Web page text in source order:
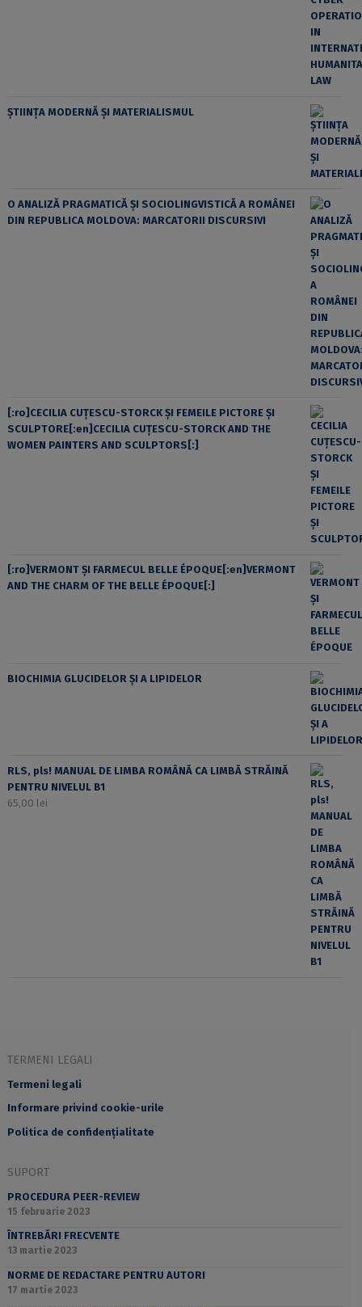
ȘTIINȚA MODERNĂ ȘI MATERIALISMUL
O ANALIZĂ PRAGMATICĂ ȘI SOCIOLINGVISTICĂ A ROMÂNEI
DIN REPUBLICA MOLDOVA: MARCATORII DISCURSIVI
[:ro]CECILIA CUŢESCU-STORCK ŞI FEMEILE PICTORE ŞI
SCULPTORE[:en]CECILIA CUŢESCU-STORCK AND THE
WOMEN PAINTERS AND SCULPTORS[:]
[:ro]VERMONT ȘI FARMECUL BELLE ÉPOQUE[:en]VERMONT
AND THE CHARM OF THE BELLE ÉPOQUE[:]
BIOCHIMIA GLUCIDELOR ȘI A LIPIDELOR
RLS, pls! MANUAL DE LIMBA ROMÂNĂ CA LIMBĂ STRĂINĂ
PENTRU NIVELUL B1
65,00 lei
TERMENI LEGALI
Termeni legali
Informare privind cookie-urile
Politica de confidențialitate
SUPORT
PROCEDURA PEER-REVIEW
15 februarie 2023
ÎNTREBĂRI FRECVENTE
13 martie 2023
NORME DE REDACTARE PENTRU AUTORI
17 martie 2023